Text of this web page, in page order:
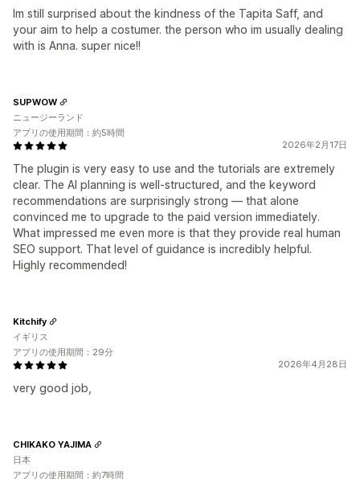
Im still surprised about the kindness of the Tapita Saff, and
your aim to help a costumer. the person who im usually dealing
with is Anna. super nice!!
2026年2月17日
The plugin is very easy to use and the tutorials are extremely
clear. The AI planning is well-structured, and the keyword
recommendations are surprisingly strong — that alone
convinced me to upgrade to the paid version immediately.
What impressed me even more is that they provide real human
SEO support. That level of guidance is incredibly helpful.
Highly recommended!
SUPWOW
ニュージーランド
アプリの使用期間：約5時間
2026年4月28日
very good job,
Kitchify
イギリス
アプリの使用期間：29分
CHIKAKO YAJIMA
日本
アプリの使用期間：約7時間